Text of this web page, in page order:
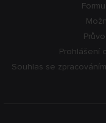
Prohlášení
Souhlas se